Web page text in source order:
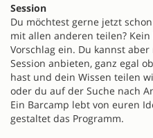
Session
Du möchtest gerne jetzt
mit allen anderen teilen? Kein
Vorschlag ein. Du kannst
Session anbieten, ganz egal
hast und dein Wissen teilen
oder du auf der Suche nach
Ein Barcamp lebt von euren
gestaltet das Programm.